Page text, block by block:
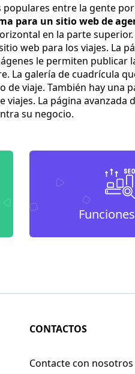
populares entre la gente
para un sitio web de
en la parte
web para los viajes. La
le permiten publicar
La galería de cuadrícula
de viaje. También hay una
viajes. La página
su negocio.
CONTACTOS
Contacte con nosotros